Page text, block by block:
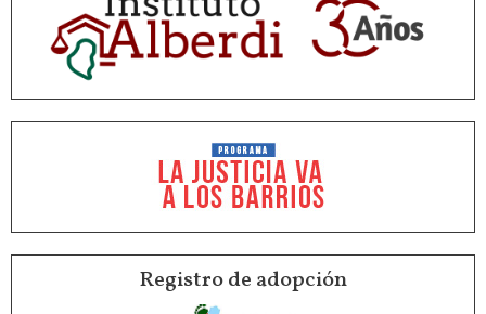
Registro de adopción